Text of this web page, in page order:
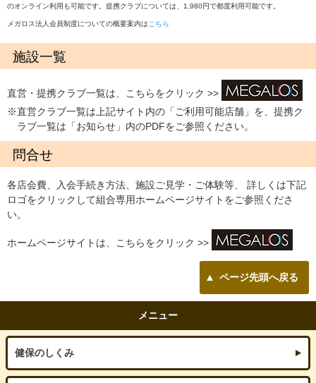
のオンライン利用も可能です。提携クラブについては、1,980円で都度利用可能です。
メガロス法人会員制度についての概要案内は こちら
施設一覧
直営・提携クラブ一覧は、こちらをクリック >>
※直営クラブ一覧は上記サイト内の「ご利用可能店舗」を、提携ク
ラブ一覧は「お知らせ」内のPDFをご参照ください。
問合せ
各店会費、入会手続き方法、施設ご見学・ご体験等、 詳しくは下記
ロゴをクリックして組合専用ホームページサイトをご参照くださ
い。
ホームページサイトは、こちらをクリック >>
ページ先頭へ戻る
メニュー
健保のしくみ